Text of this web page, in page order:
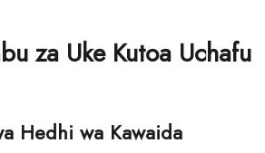
za Uke Kutoa Uchafu
Hedhi wa Kawaida